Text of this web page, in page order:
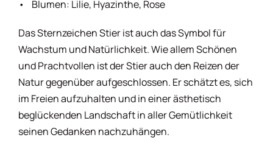
Erotikhoroskop
Esshoroskop
Familienhoroskop
• Blumen: Lilie, Hyazinthe, Rose
Das Sternzeichen Stier ist auch das Symbol für
Wachstum und Natürlichkeit. Wie allem Schönen
und Prachtvollen ist der Stier auch den Reizen der
Natur gegenüber aufgeschlossen. Er schätzt es, sich
im Freien aufzuhalten und in einer ästhetisch
beglückenden Landschaft in aller Gemütlichkeit
seinen Gedanken nachzuhängen.